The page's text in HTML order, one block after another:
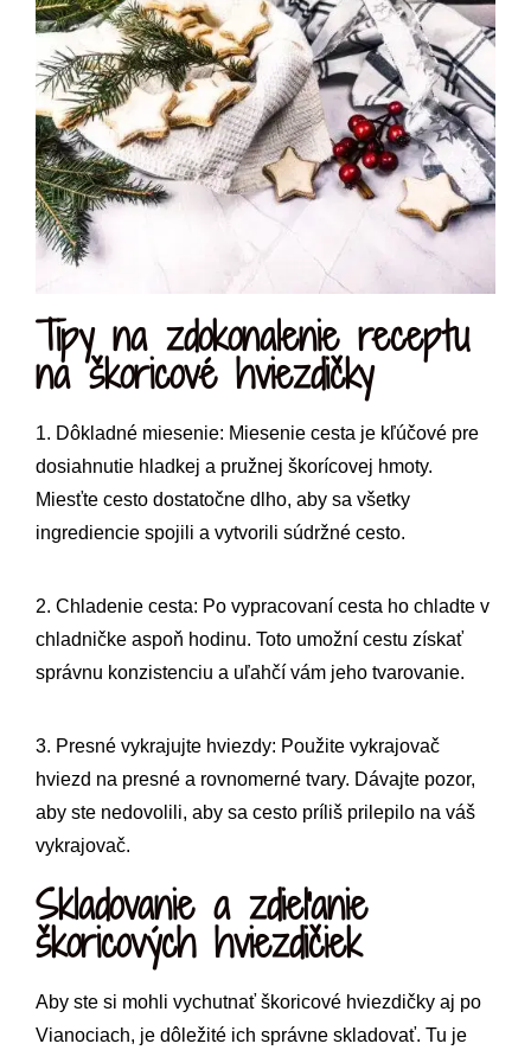
Tipy na zdokonalenie receptu
na škoricové hviezdičky
1. Dôkladné miesenie: Miesenie cesta je kľúčové pre
dosiahnutie hladkej a pružnej škorícovej hmoty.
Miesťte cesto dostatočne dlho, aby sa všetky
ingrediencie spojili a vytvorili súdržné cesto.
2. Chladenie cesta: Po vypracovaní cesta ho chladte v
chladničke aspoň hodinu. Toto umožní cestu získať
správnu konzistenciu a uľahčí vám jeho tvarovanie.
3. Presné vykrajujte hviezdy: Použite vykrajovač
hviezd na presné a rovnomerné tvary. Dávajte pozor,
aby ste nedovolili, aby sa cesto príliš prilepilo na váš
vykrajovač.
Skladovanie a zdieľanie
škoricových hviezdičiek
Aby ste si mohli vychutnať škoricové hviezdičky aj po
Vianociach, je dôležité ich správne skladovať. Tu je